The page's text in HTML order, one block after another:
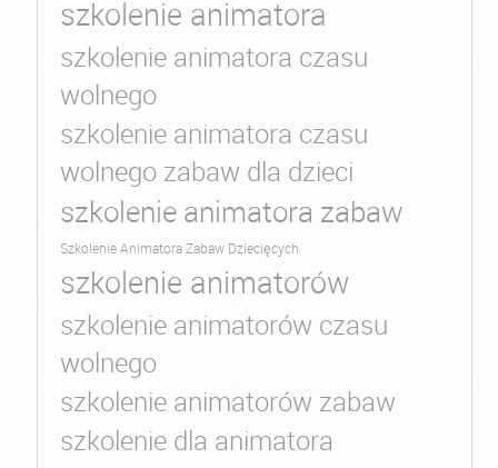
szkolenie animatora
szkolenie animatora czasu
wolnego
szkolenie animatora czasu
wolnego zabaw dla dzieci
szkolenie animatora zabaw
Szkolenie Animatora Zabaw Dziecięcych
szkolenie animatorów
szkolenie animatorów czasu
wolnego
szkolenie animatorów zabaw
szkolenie dla animatora